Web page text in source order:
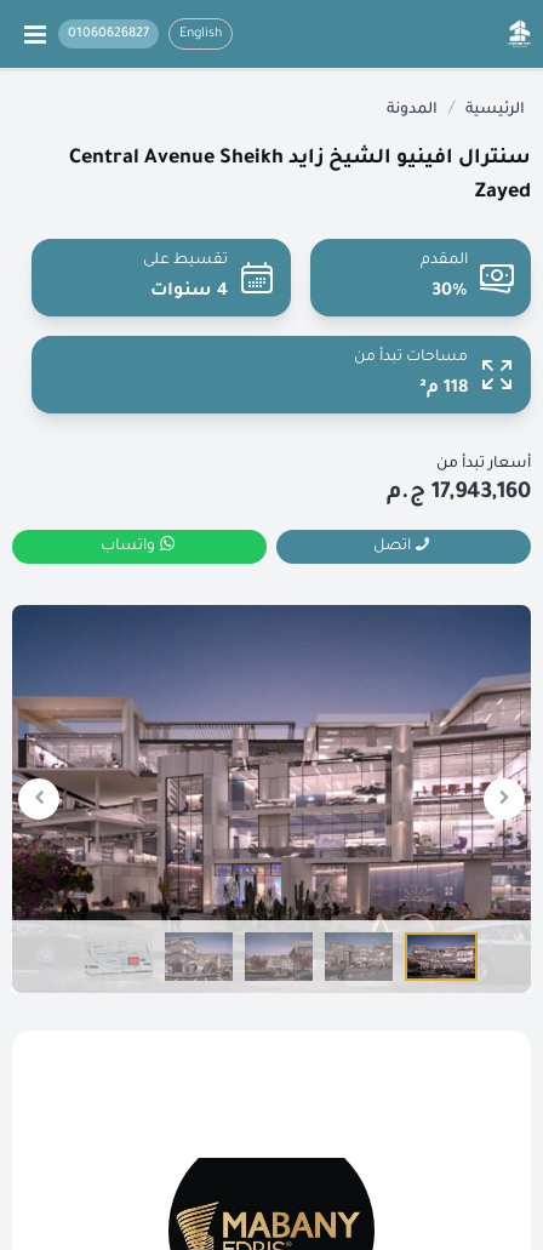
English
01060626827
الرئيسية / المدونة
سنترال افينيو الشيخ زايد Central Avenue Sheikh
Zayed
المقدم
30%
تقسيط على
4 سنوات
مساحات تبدأ من
118 م²
أسعار تبدأ من
17,943,160 ج.م
اتصل واتساب